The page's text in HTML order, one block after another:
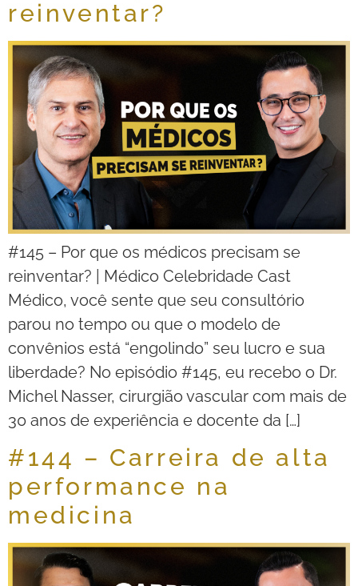
reinventar?
#145 – Por que os médicos precisam se
reinventar? | Médico Celebridade Cast
Médico, você sente que seu consultório
parou no tempo ou que o modelo de
convênios está “engolindo” seu lucro e sua
liberdade? No episódio #145, eu recebo o Dr.
Michel Nasser, cirurgião vascular com mais de
30 anos de experiência e docente da […]
#144 – Carreira de alta
performance na
medicina